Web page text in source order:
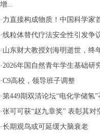
增...
· 力直接构成物质！中国科学家
·线粒体替代疗法安全性引发争
· 山东财大教授刘海明逝世，终
·2026年国自然青年学生基础研
·C9高校，领导班子调整
·第449期双清论坛“电化学储氢”
·张可可获“赵九章奖” 表彰其对
·长期观鸟或可延缓大脑衰老